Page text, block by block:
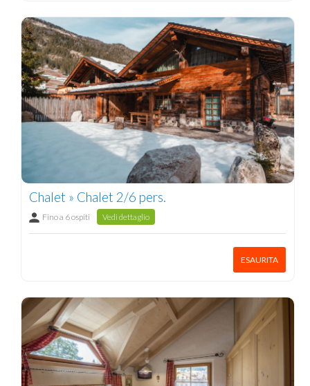
Chalet » Chalet 2/6 pers.
Fino a 6 ospiti Vedi dettaglio
ESAURITA